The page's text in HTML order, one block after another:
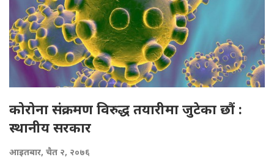
कोरोना संक्रमण विरुद्ध तयारीमा जुटेका छौं :
स्थानीय सरकार
आइतबार, चैत २, २०७६